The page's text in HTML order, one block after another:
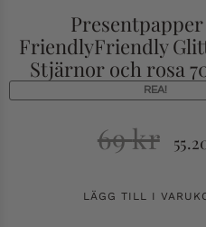
Presentpapper
FriendlyFriendly
Stjärnor och rosa
REA!
69kr
LÄGG TILL I